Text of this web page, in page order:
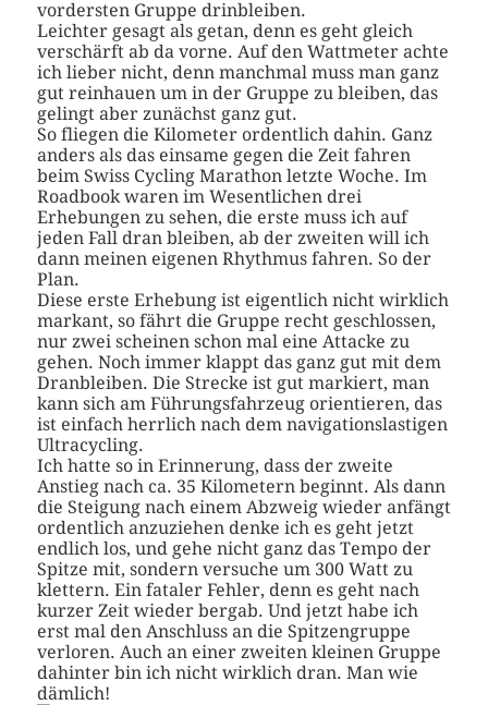
vordersten Gruppe drinbleiben.
Leichter gesagt als getan, denn es geht gleich
verschärft ab da vorne. Auf den Wattmeter achte
ich lieber nicht, denn manchmal muss man ganz
gut reinhauen um in der Gruppe zu bleiben, das
gelingt aber zunächst ganz gut.
So fliegen die Kilometer ordentlich dahin. Ganz
anders als das einsame gegen die Zeit fahren
beim Swiss Cycling Marathon letzte Woche. Im
Roadbook waren im Wesentlichen drei
Erhebungen zu sehen, die erste muss ich auf
jeden Fall dran bleiben, ab der zweiten will ich
dann meinen eigenen Rhythmus fahren. So der
Plan.
Diese erste Erhebung ist eigentlich nicht wirklich
markant, so fährt die Gruppe recht geschlossen,
nur zwei scheinen schon mal eine Attacke zu
gehen. Noch immer klappt das ganz gut mit dem
Dranbleiben. Die Strecke ist gut markiert, man
kann sich am Führungsfahrzeug orientieren, das
ist einfach herrlich nach dem navigationslastigen
Ultracycling.
Ich hatte so in Erinnerung, dass der zweite
Anstieg nach ca. 35 Kilometern beginnt. Als dann
die Steigung nach einem Abzweig wieder anfängt
ordentlich anzuziehen denke ich es geht jetzt
endlich los, und gehe nicht ganz das Tempo der
Spitze mit, sondern versuche um 300 Watt zu
klettern. Ein fataler Fehler, denn es geht nach
kurzer Zeit wieder bergab. Und jetzt habe ich
erst mal den Anschluss an die Spitzengruppe
verloren. Auch an einer zweiten kleinen Gruppe
dahinter bin ich nicht wirklich dran. Man wie
dämlich!